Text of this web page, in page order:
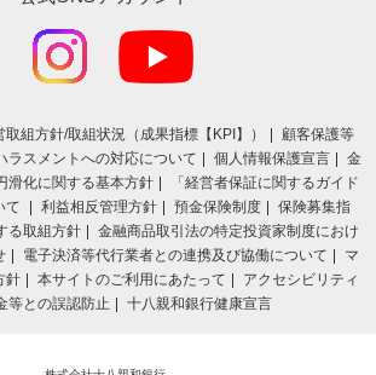
組⽅針/取組状況（成果指標【KPI】）
顧客保護等
ラスメントへの対応について 個人情報保護宣言
金
滑化に関する基本方針
「経営者保証に関するガイド
て
利益相反管理方針 預金保険制度
保険募集指
る取組方針
金融商品取引法の特定投資家制度におけ
電子決済等代行業者との連携及び協働について
マ
針
本サイトのご利用にあたって
アクセシビリティ
等との誤認防止 十八親和銀行健康宣言